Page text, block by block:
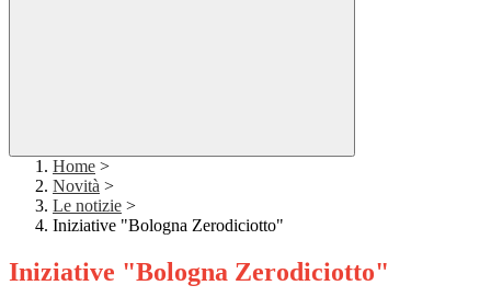
Home >
Novità >
Le notizie >
Iniziative "Bologna Zerodiciotto"
Iniziative "Bologna Zerodiciotto"